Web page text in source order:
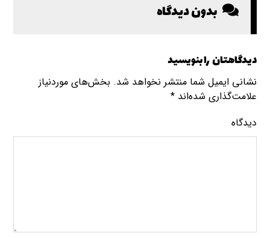
بدون دیدگاه
دیدگاهتان را بنویسید
نشانی ایمیل شما منتشر نخواهد شد. بخش‌های موردنیاز
علامت‌گذاری شده‌اند*
دیدگاه